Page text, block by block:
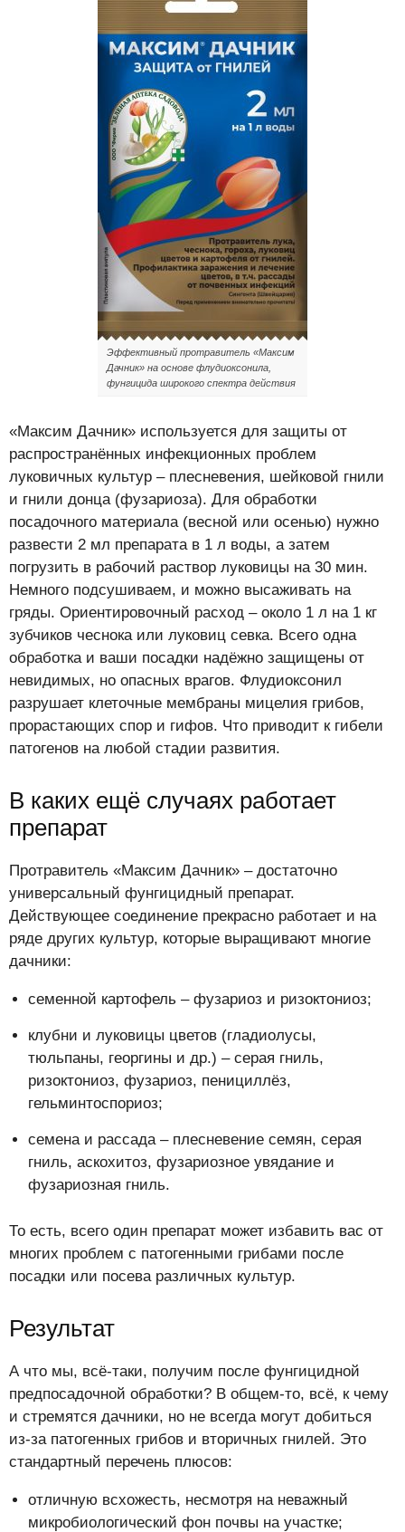
Эффективный протравитель «Максим
Дачник» на основе флудиоксонила,
фунгицида широкого спектра действия
«Максим Дачник» используется для защиты от
распространённых инфекционных проблем
луковичных культур – плесневения, шейковой гнили
и гнили донца (фузариоза). Для обработки
посадочного материала (весной или осенью) нужно
развести 2 мл препарата в 1 л воды, а затем
погрузить в рабочий раствор луковицы на 30 мин.
Немного подсушиваем, и можно высаживать на
гряды. Ориентировочный расход – около 1 л на 1 кг
зубчиков чеснока или луковиц севка. Всего одна
обработка и ваши посадки надёжно защищены от
невидимых, но опасных врагов. Флудиоксонил
разрушает клеточные мембраны мицелия грибов,
прорастающих спор и гифов. Что приводит к гибели
патогенов на любой стадии развития.
В каких ещё случаях работает
препарат
Протравитель «Максим Дачник» – достаточно
универсальный фунгицидный препарат.
Действующее соединение прекрасно работает и на
ряде других культур, которые выращивают многие
дачники:
семенной картофель – фузариоз и ризоктониоз;
клубни и луковицы цветов (гладиолусы,
тюльпаны, георгины и др.) – серая гниль,
ризоктониоз, фузариоз, пенициллёз,
гельминтоспориоз;
семена и рассада – плесневение семян, серая
гниль, аскохитоз, фузариозное увядание и
фузариозная гниль.
То есть, всего один препарат может избавить вас от
многих проблем с патогенными грибами после
посадки или посева различных культур.
Результат
А что мы, всё-таки, получим после фунгицидной
предпосадочной обработки? В общем-то, всё, к чему
и стремятся дачники, но не всегда могут добиться
из-за патогенных грибов и вторичных гнилей. Это
стандартный перечень плюсов:
отличную всхожесть, несмотря на неважный
микробиологический фон почвы на участке;